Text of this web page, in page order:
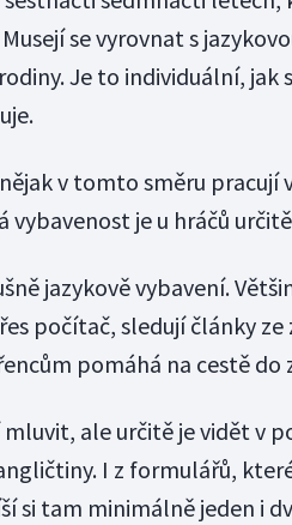
se vyrovnat s
Je to individuální, jak
v tomto směru pracují
vybavenost je u hráčů
jazykově vybavení.
počítač, sledují články ze
pomáhá na cestě do
ale určitě je vidět v
I z formulářů,
si tam minimálně jeden i